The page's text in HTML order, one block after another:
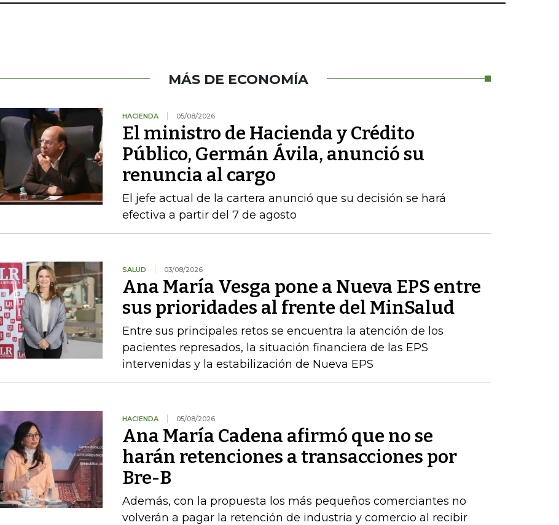
MÁS DE ECONOMÍA
HACIENDA 05/08/2026
El ministro de Hacienda y Crédito
Público, Germán Ávila, anunció su
renuncia al cargo
El jefe actual de la cartera anunció que su decisión se hará
efectiva a partir del 7 de agosto
SALUD 03/08/2026
Ana María Vesga pone a Nueva EPS entre
sus prioridades al frente del MinSalud
Entre sus principales retos se encuentra la atención de los
pacientes represados, la situación financiera de las EPS
intervenidas y la estabilización de Nueva EPS
HACIENDA 05/08/2026
Ana María Cadena afirmó que no se
harán retenciones a transacciones por
Bre-B
Además, con la propuesta los más pequeños comerciantes no
volverán a pagar la retención de industria y comercio al recibir